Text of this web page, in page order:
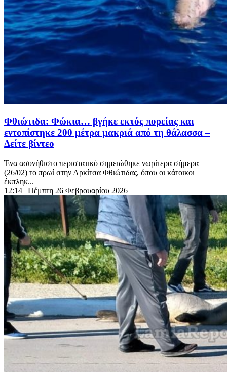
Φθιώτιδα: Φώκια… βγήκε εκτός πορείας και
εντοπίστηκε 200 μέτρα μακριά από τη θάλασσα –
Δείτε βίντεο
Ένα ασυνήθιστο περιστατικό σημειώθηκε νωρίτερα σήμερα
(26/02) το πρωί στην Αρκίτσα Φθιώτιδας, όπου οι κάτοικοι
έκπληκ...
12:14 | Πέμπτη 26 Φεβρουαρίου 2026